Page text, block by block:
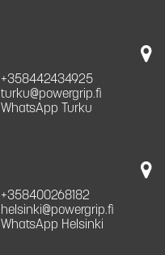
+358442434925
turku@powergrip.fi
WhatsApp Turku
+358400268182
helsinki@powergrip.fi
WhatsApp Helsinki